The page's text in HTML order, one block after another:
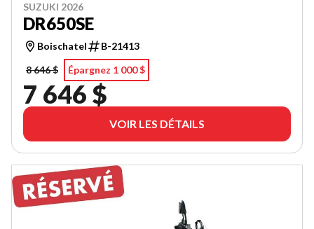
SUZUKI 2026
DR650SE
Boischatel
B-21413
8 646 $
Épargnez 1 000 $
7 646 $
VOIR LES DÉTAILS